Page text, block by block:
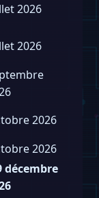
2026
2026
2026
2026
décembre